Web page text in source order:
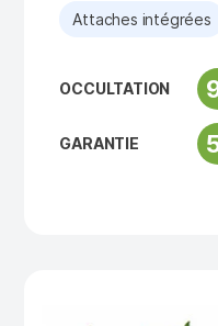
Attaches intégrées
OCCULTATION
GARANTIE